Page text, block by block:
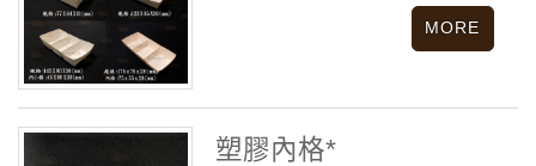
塑膠內格*